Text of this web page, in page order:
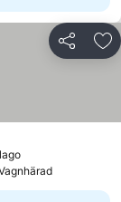
Partilhar
Ver preços